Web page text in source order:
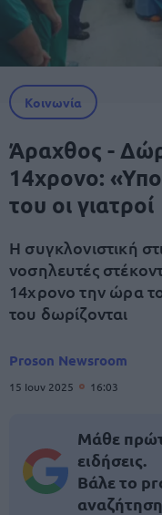
Κοινωνία
Άραχθος -
14χρονο:
του οι γιατροί
Η συγκλονιστική
νοσηλευτές
14χρονο την ώρα
του δωρίζονται
Proson Newsroom
15 Ιουν 2025 16:03
Μάθε
ειδήσεις.
Βάλε το